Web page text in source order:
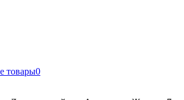
товары0